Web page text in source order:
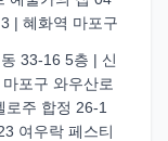
| 혜화역 마포구
33-16 5층 | 신
포구 와우산로
주 합정 26-1
여우락 페스티